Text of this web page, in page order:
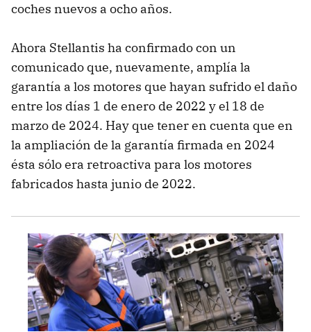
coches nuevos a ocho años.
Ahora Stellantis ha confirmado con un
comunicado que, nuevamente, amplía la
garantía a los motores que hayan sufrido el daño
entre los días 1 de enero de 2022 y el 18 de
marzo de 2024. Hay que tener en cuenta que en
la ampliación de la garantía firmada en 2024
ésta sólo era retroactiva para los motores
fabricados hasta junio de 2022.